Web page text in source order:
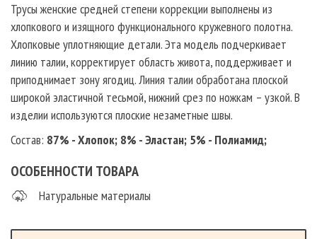
Трусы женские средней степени коррекции выполнены из
хлопкового и изящного функционального кружевного полотна.
Хлопковые уплотняющие детали. Эта модель подчеркивает
линию талии, корректирует область живота, поддерживает и
приподнимает зону ягодиц. Линия талии обработана плоской
широкой эластичной тесьмой, нижний срез по ножкам – узкой. В
изделии используются плоские незаметные швы.
Состав: 87% - Хлопок; 8% - Эластан; 5% - Полиамид;
ОСОБЕННОСТИ ТОВАРА
Натуральные материалы